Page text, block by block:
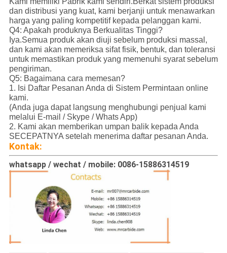
dan distribusi yang kuat, kami berjanji untuk menawarkan
harga yang paling kompetitif kepada pelanggan kami.
Q4: Apakah produknya Berkualitas Tinggi?
Iya.Semua produk akan diuji sebelum produksi massal,
dan kami akan memeriksa sifat fisik, bentuk, dan toleransi
untuk memastikan produk yang memenuhi syarat sebelum
pengiriman.
Q5: Bagaimana cara memesan?
1. Isi Daftar Pesanan Anda di Sistem Permintaan online
kami.
(Anda juga dapat langsung menghubungi penjual kami
melalui E-mail / Skype / Whats App)
2. Kami akan memberikan umpan balik kepada Anda
SECEPATNYA setelah menerima daftar pesanan Anda.
Kontak:
whatsapp / wechat / mobile: 0086-15886314519